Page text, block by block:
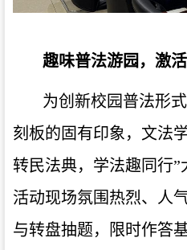
趣味普法游园，激
为创新校园普法形
刻板的固有印象，文法
转民法典，学法趣同行”
活动现场氛围热烈、人
与转盘抽题，限时作答